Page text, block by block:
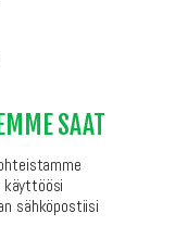
SAAT
käyttöösi
sähköpostiisi